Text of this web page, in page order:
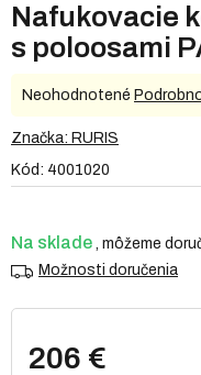
Nafukovacie
s poloosami
Kód: 4001020
Na sklade
Možnosti doručenia
206 €
Priemerné
produktu
0,0
hviezdičiek.
Neohodnotené
Značka: RURIS